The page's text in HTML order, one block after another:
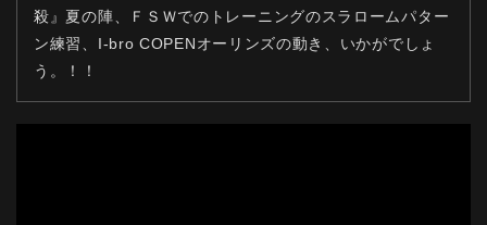
殺』夏の陣、
ＦＳＷでのトレーニングのスラロームパター
ン練習、I-bro COPENオーリンズの動き、いかがでしょ
う。！！